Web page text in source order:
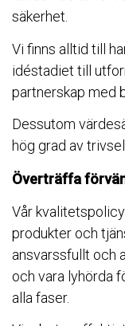
säkerhet.
Vi finns alltid till
idéstadiet till
partnerskap med
Dessutom
hög grad av
Överträffa
Vår
produkter och
ansvarssfullt och
och vara lyhörda
alla faser.